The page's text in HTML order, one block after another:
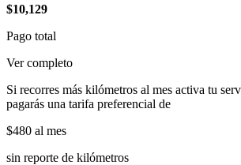
$10,129
Pago total
Ver completo
Si recorres más kilómetros al mes activa tu
pagarás una tarifa preferencial de
$480 al mes
sin reporte de kilómetros